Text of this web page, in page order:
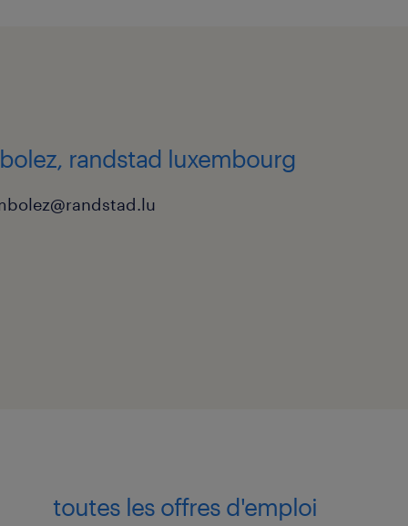
lettre de
INGELEC-2026.
randstad luxembourg
toutes les offres d'emploi